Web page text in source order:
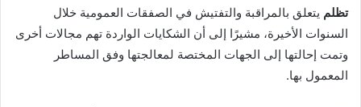
تظلم يتعلق بالمراقبة والتفتيش في الصفقات العمومية خلال
السنوات الأخيرة، مشيرًا إلى أن الشكايات الواردة تهم مجالات أخرى
وتمت إحالتها إلى الجهات المختصة لمعالجتها وفق المساطر
المعمول بها.